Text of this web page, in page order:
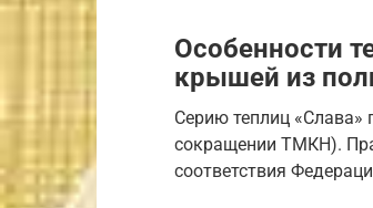
Особенности
крышей из
Серию теплиц «Слава»
сокращении ТМКН).
соответствия